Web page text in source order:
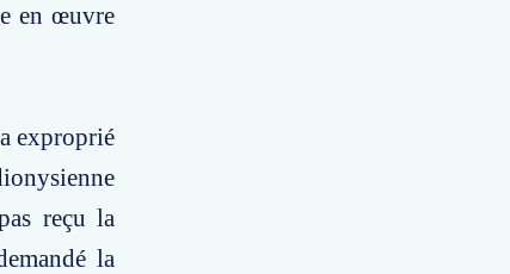
en œuvre
exproprié
reçu la
la